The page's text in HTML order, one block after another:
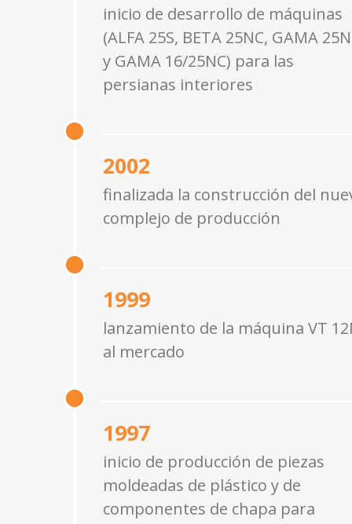
inicio de desarrollo de máquinas
(ALFA 25S, BETA 25NC, GAMA
y GAMA 16/25NC) para las
persianas interiores
2002
finalizada la construcción del
complejo de producción
1999
lanzamiento de la máquina VT
al mercado
1997
inicio de producción de piezas
moldeadas de plástico y de
componentes de chapa para